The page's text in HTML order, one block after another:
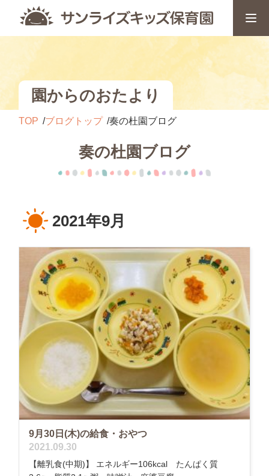
園からのおたより
TOP ブログトップ 奏の杜園ブログ
奏の杜園ブログ
2021年9月
9月30日(木)の給食・おやつ
2021.09.30
【離乳食(中期)】 エネルギー106kcal たんぱく質